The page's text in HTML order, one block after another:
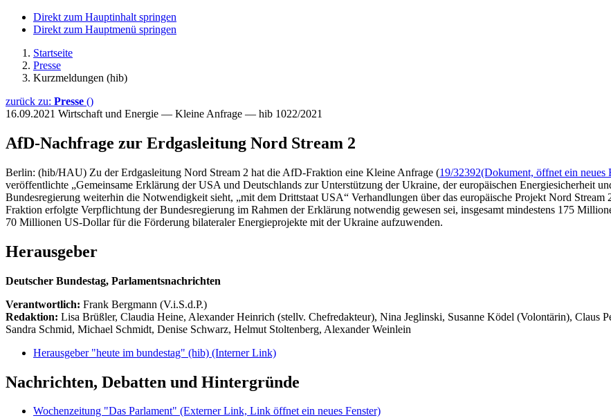
Direkt zum Hauptinhalt springen
Direkt zum Hauptmenü springen
Startseite
Presse
Kurzmeldungen (hib)
zurück zu: Presse ()
16.09.2021 Wirtschaft und Energie — Kleine Anfrage — hib 1022/2021
AfD-Nachfrage zur Erdgasleitung Nord Stream 2
Berlin: (hib/HAU) Zu der Erdgasleitung Nord Stream 2 hat die AfD-Fraktion eine Kleine Anfrage (19/32392(Dokument, öffnet ein neues
veröffentlichte „Gemeinsame Erklärung der USA und Deutschlands zur Unterstützung der Ukraine, der europäischen Energiesicherheit
Bundesregierung weiterhin die Notwendigkeit sieht, „mit dem Drittstaat USA“ Verhandlungen über das europäische Projekt Nord
Fraktion erfolgte Verpflichtung der Bundesregierung im Rahmen der Erklärung notwendig gewesen sei, insgesamt mindestens 175
70 Millionen US-Dollar für die Förderung bilateraler Energieprojekte mit der Ukraine aufzuwenden.
Herausgeber
Deutscher Bundestag, Parlamentsnachrichten
Verantwortlich: Frank Bergmann (V.i.S.d.P.)
Redaktion: Lisa Brüßler, Claudia Heine, Alexander Heinrich (stellv. Chefredakteur), Nina Jeglinski, Susanne Ködel (Volontärin), Claus
Sandra Schmid, Michael Schmidt, Denise Schwarz, Helmut Stoltenberg, Alexander Weinlein
Herausgeber "heute im bundestag" (hib) (Interner Link)
Nachrichten, Debatten und Hintergründe
Wochenzeitung "Das Parlament" (Externer Link, Link öffnet ein neues Fenster)